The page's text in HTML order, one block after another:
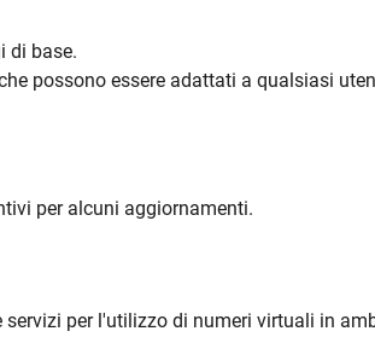
di base.
possono essere adattati a qualsiasi
per alcuni aggiornamenti.
per l'utilizzo di numeri virtuali in